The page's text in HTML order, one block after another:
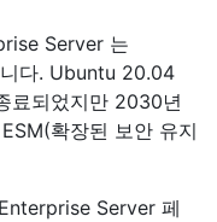
Server 는
다. Ubuntu 20.04
료되었지만 2030년
확장된 보안 유지
Server 페